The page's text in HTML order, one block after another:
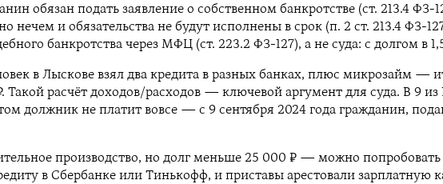
обязан подать заявление о собственном банкротстве (ст. 213.4
нечем и обязательства не будут исполнены в срок (п. 2 ст. 213.4 ФЗ-
банкротства через МФЦ (ст. 223.2 ФЗ-127), а не суда: с долгом в
в Лыскове взял два кредита в разных банках, плюс микрозайм —
расчёт доходов/расходов — ключевой аргумент для суда. В 9
должник не платит вовсе — с 9 сентября 2024 года гражданин,
производство, но долг меньше 25 000 ₽ — можно
в Сбербанке или Тинькофф, и приставы арестовали